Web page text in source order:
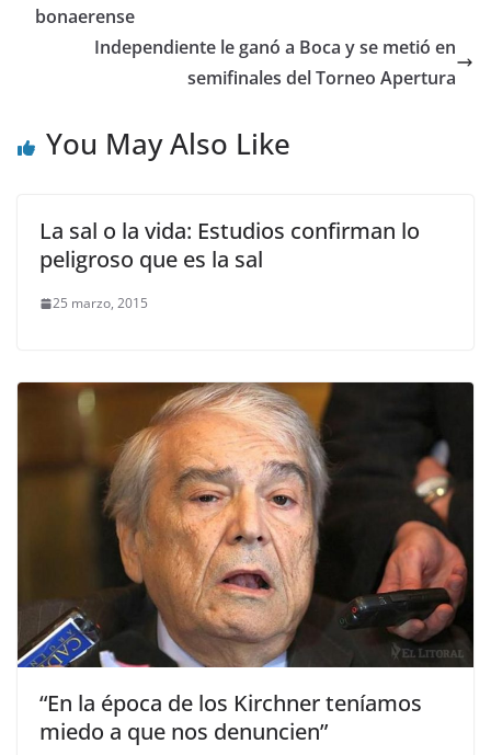
bonaerense
Independiente le ganó a Boca y se metió en
semifinales del Torneo Apertura
You May Also Like
La sal o la vida: Estudios confirman lo
peligroso que es la sal
25 marzo, 2015
“En la época de los Kirchner teníamos
miedo a que nos denuncien”